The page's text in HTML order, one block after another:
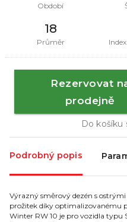
Období
18
Průměr
Rezervovat
prodejně
Do
Podrobný popis
Výrazný směrový dezén s
prožitek díky optimalizovanému
Winter RW 10 je pro vozidla typu